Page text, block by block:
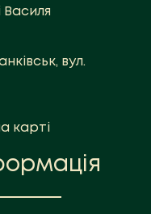
Василя
вул.
карті